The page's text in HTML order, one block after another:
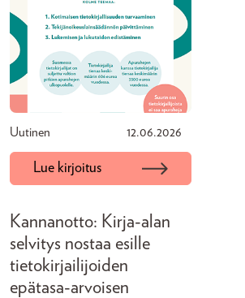
Uutinen 12.06.2026
Lue kirjoitus
Kannanotto: Kirja-alan
selvitys nostaa esille
tietokirjailijoiden
epätasa-arvoisen